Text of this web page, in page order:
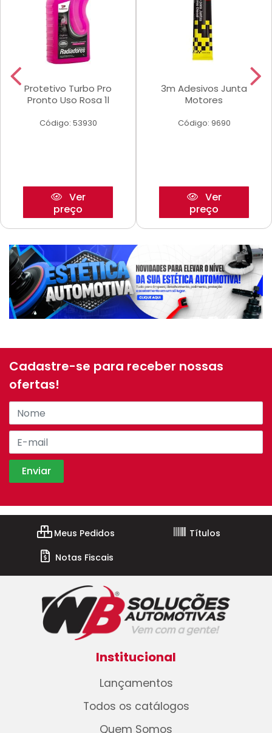
Protetivo Turbo Pro
Pronto Uso Rosa 1l
Código: 53930
Ver
preço
3m Adesivos Junta
Motores
Código: 9690
Ver
preço
Cadastre-se para receber nossas
ofertas!
Meus Pedidos
Títulos
Notas Fiscais
Institucional
Lançamentos
Todos os catálogos
Quem Somos